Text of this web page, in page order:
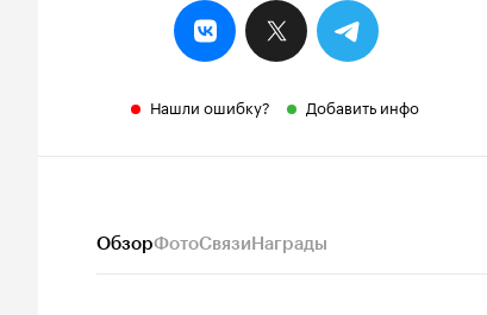
Нашли ошибку? Добавить инфо
ОбзорФотоСвязиНаграды